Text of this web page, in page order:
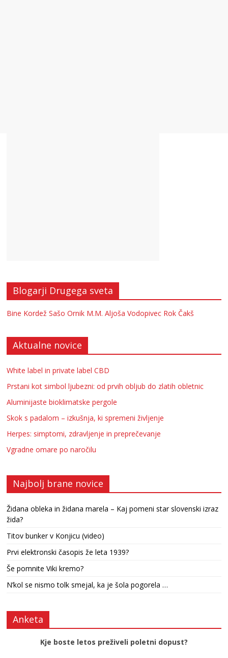
Blogarji Drugega sveta
Bine Kordež Sašo Ornik M.M. Aljoša Vodopivec Rok Čakš
Aktualne novice
White label in private label CBD
Prstani kot simbol ljubezni: od prvih obljub do zlatih obletnic
Aluminijaste bioklimatske pergole
Skok s padalom – izkušnja, ki spremeni življenje
Herpes: simptomi, zdravljenje in preprečevanje
Vgradne omare po naročilu
Najbolj brane novice
Židana obleka in židana marela – Kaj pomeni star slovenski izraz
žida?
Titov bunker v Konjicu (video)
Prvi elektronski časopis že leta 1939?
Še pomnite Viki kremo?
N’kol se nismo tolk smejal, ka je šola pogorela …
Anketa
Kje boste letos preživeli poletni dopust?